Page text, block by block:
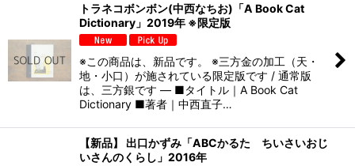
トラネコボンボン(中西なちお)「A Book Cat
Dictionary」2019年 ※限定版
※この商品は、新品です。 ※三方金の加工（天・
地・小口）が施されている限定版です / 通常版
は、三方銀です — ■タイトル｜A Book Cat
Dictionary ■著者｜中西直子…
【新品】 出口かずみ「ABCかるた ちいさいおじ
いさんのくらし」2016年